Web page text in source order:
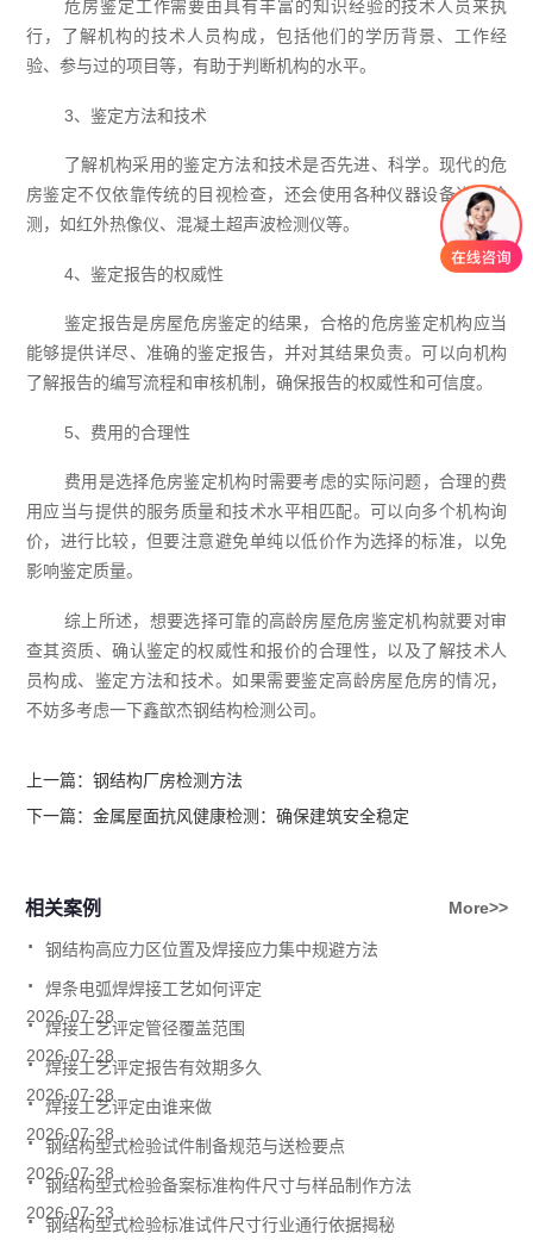
危房鉴定工作需要由具有丰富的知识经验的技术人员来执
行，了解机构的技术人员构成，包括他们的学历背景、工作经
验、参与过的项目等，有助于判断机构的水平。
3、鉴定方法和技术
了解机构采用的鉴定方法和技术是否先进、科学。现代的危
房鉴定不仅依靠传统的目视检查，还会使用各种仪器设备进行检
测，如红外热像仪、混凝土超声波检测仪等。
4、鉴定报告的权威性
鉴定报告是房屋危房鉴定的结果，合格的危房鉴定机构应当
能够提供详尽、准确的鉴定报告，并对其结果负责。可以向机构
了解报告的编写流程和审核机制，确保报告的权威性和可信度。
5、费用的合理性
费用是选择危房鉴定机构时需要考虑的实际问题，合理的费
用应当与提供的服务质量和技术水平相匹配。可以向多个机构询
价，进行比较，但要注意避免单纯以低价作为选择的标准，以免
影响鉴定质量。
综上所述，想要选择可靠的高龄房屋危房鉴定机构就要对审
查其资质、确认鉴定的权威性和报价的合理性，以及了解技术人
员构成、鉴定方法和技术。如果需要鉴定高龄房屋危房的情况，
不妨多考虑一下鑫歆杰钢结构检测公司。
上一篇： 钢结构厂房检测方法
下一篇： 金属屋面抗风健康检测：确保建筑安全稳定
相关案例 More>>
钢结构高应力区位置及焊接应力集中规避方法
.
2026-07-28
焊条电弧焊焊接工艺如何评定
.
2026-07-28
焊接工艺评定管径覆盖范围
.
2026-07-28
焊接工艺评定报告有效期多久
.
2026-07-28
焊接工艺评定由谁来做
.
2026-07-28
钢结构型式检验试件制备规范与送检要点
.
2026-07-23
钢结构型式检验备案标准构件尺寸与样品制作方法
.
钢结构型式检验标准试件尺寸行业通行依据揭秘
.